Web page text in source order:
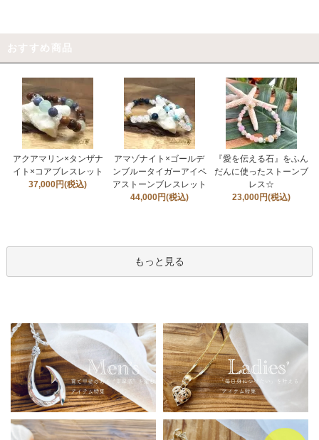
おすすめ商品
アクアマリン×タンザナ
イト×コアブレスレット
37,000円(税込)
アマゾナイト×ゴールデ
ンブルータイガーアイペ
アストーンブレスレット
44,000円(税込)
『愛を伝える石』をふん
だんに使ったストーンブ
レス☆
23,000円(税込)
もっと見る